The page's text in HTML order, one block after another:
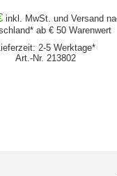
inkl. MwSt. und Versand
ab € 50 Warenwert
2-5 Werktage*
Art.-Nr. 213802